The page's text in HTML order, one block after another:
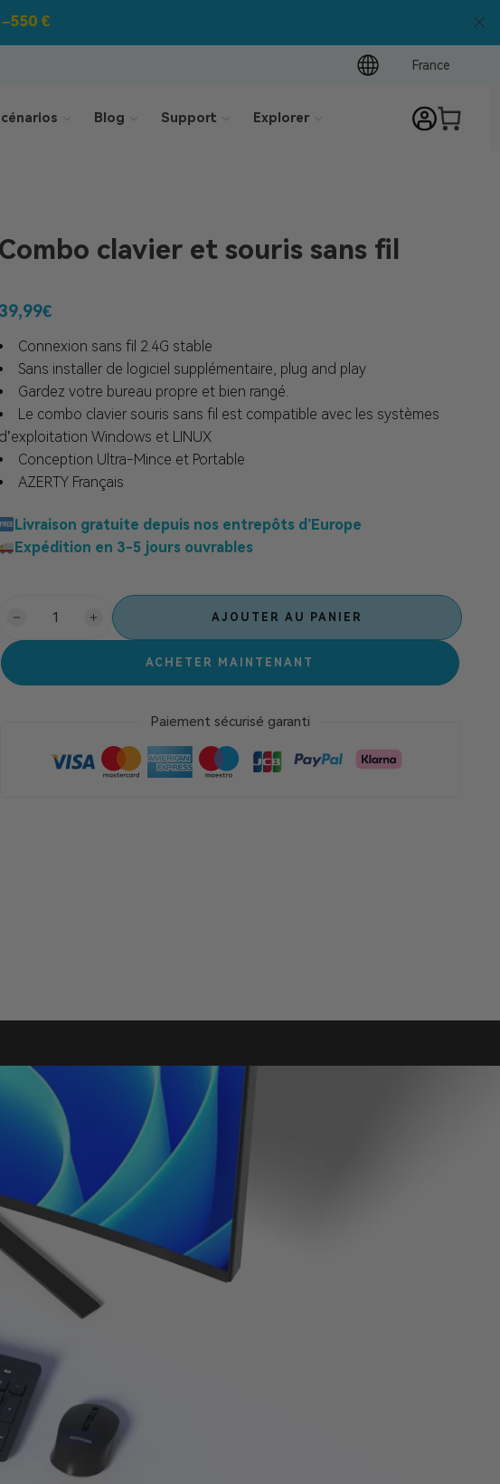
€
France
Blog Support Explorer
Combo clavier et souris sans fil
39,99€
Connexion sans fil 2.4G stable
Sans installer de logiciel supplémentaire, plug and play
Gardez votre bureau propre et bien rangé.
Le combo clavier souris sans fil est compatible avec les systèmes
d’exploitation Windows et LINUX
Conception Ultra-Mince et Portable
AZERTY Français
Livraison gratuite depuis nos entrepôts d’Europe
Expédition en 3-5 jours ouvrables
AJOUTER AU PANIER
ACHETER MAINTENANT
Paiement sécurisé garanti